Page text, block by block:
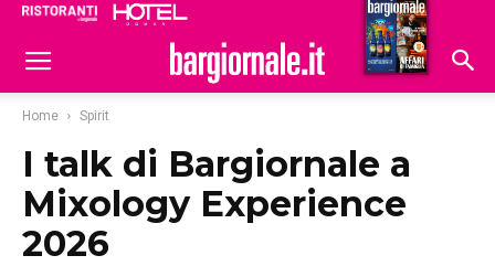
Hoteldomani
Home Spirit
I talk di Bargiornale a
Mixology Experience
2026